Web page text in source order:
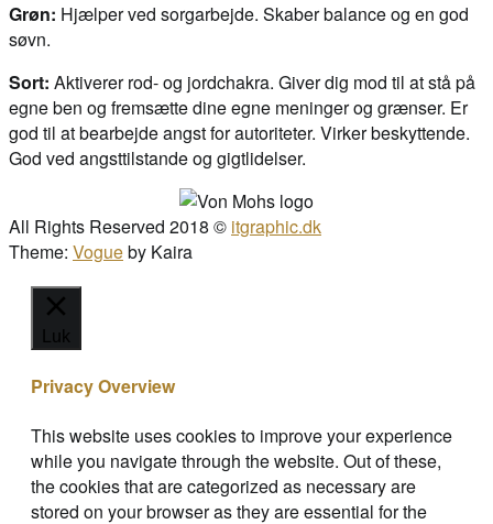
Grøn: Hjælper ved sorgarbejde. Skaber balance og en god
søvn.
Sort: Aktiverer rod- og jordchakra. Giver dig mod til at stå på
egne ben og fremsætte dine egne meninger og grænser. Er
god til at bearbejde angst for autoriteter. Virker beskyttende.
God ved angsttilstande og gigtlidelser.
All Rights Reserved 2018 © itgraphic.dk
Theme: Vogueby Kaira
Luk
Privacy Overview
This website uses cookies to improve your experience
while you navigate through the website. Out of these,
the cookies that are categorized as necessary are
stored on your browser as they are essential for the